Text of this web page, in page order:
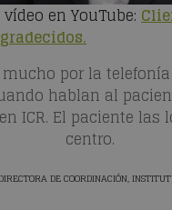
en YouTube:
por la telefonía
hablan al
ICR. El paciente las
centro.
DE COORDINACIÓN,